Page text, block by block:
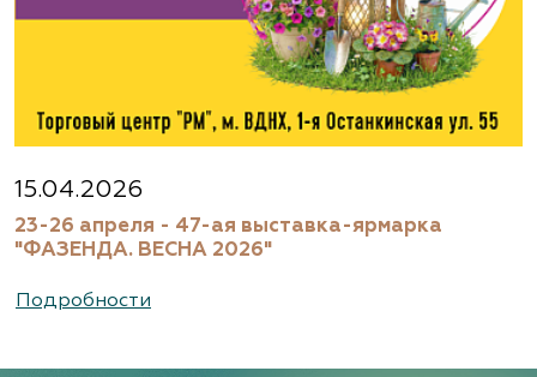
Агрофирма «Флос»
Московская область, Ногинский р-н
(495) 133-1097
15.04.2026
23-26 апреля - 47-ая выставка-ярмарка
"ФАЗЕНДА. ВЕСНА 2026"
Подробности